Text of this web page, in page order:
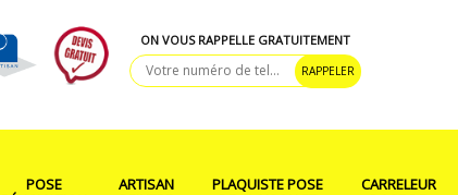
ON VOUS RAPPELLE GRATUITEMENT
POSE
ARTISAN
PLAQUISTE POSE
CARRELEUR